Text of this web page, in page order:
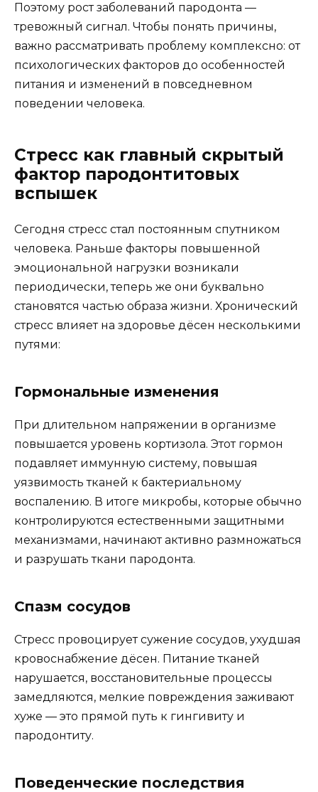
Поэтому рост заболеваний пародонта —
тревожный сигнал. Чтобы понять причины,
важно рассматривать проблему комплексно: от
психологических факторов до особенностей
питания и изменений в повседневном
поведении человека.
Стресс как главный скрытый
фактор пародонтитовых
вспышек
Сегодня стресс стал постоянным спутником
человека. Раньше факторы повышенной
эмоциональной нагрузки возникали
периодически, теперь же они буквально
становятся частью образа жизни. Хронический
стресс влияет на здоровье дёсен несколькими
путями:
Гормональные изменения
При длительном напряжении в организме
повышается уровень кортизола. Этот гормон
подавляет иммунную систему, повышая
уязвимость тканей к бактериальному
воспалению. В итоге микробы, которые обычно
контролируются естественными защитными
механизмами, начинают активно размножаться
и разрушать ткани пародонта.
Спазм сосудов
Стресс провоцирует сужение сосудов, ухудшая
кровоснабжение дёсен. Питание тканей
нарушается, восстановительные процессы
замедляются, мелкие повреждения заживают
хуже — это прямой путь к гингивиту и
пародонтиту.
Поведенческие последствия